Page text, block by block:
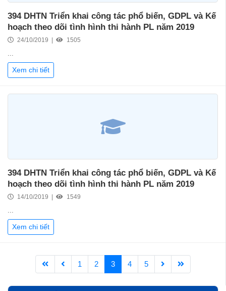
394 DHTN Triển khai công tác phổ biến, GDPL và Kế
hoạch theo dõi tình hình thi hành PL năm 2019
24/10/2019 | 1505
...
Xem chi tiết
394 DHTN Triển khai công tác phổ biến, GDPL và Kế
hoạch theo dõi tình hình thi hành PL năm 2019
14/10/2019 | 1549
...
Xem chi tiết
1 2 3 4 5